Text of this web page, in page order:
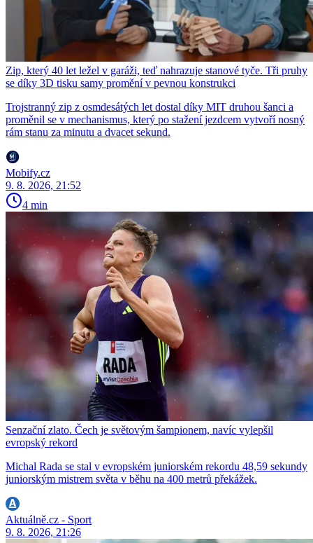
Zip, který 40 let ležel v garáži, teď nahrazuje stanové tyče. Tři pruhy
se díky 3D tisku samy promění v pevnou konstrukci
Trojstranný zip z osmdesátých let dostal díky MIT druhou šanci a
proměnil se v mechanismus, který po stažení jezdcem vytvoří nosný
rám stanu za minutu a dvacet sekund.
Mobify.cz
9. 8. 2026, 21:52
4 min
Senzační zlato. Čech je světovým šampionem, navíc vylepšil
evropský rekord
Michal Rada se stal v evropském juniorském rekordu 48,59 sekundy
juniorským mistrem světa v běhu na 400 metrů překážek.
Aktuálně.cz - Sport
9. 8. 2026, 21:26